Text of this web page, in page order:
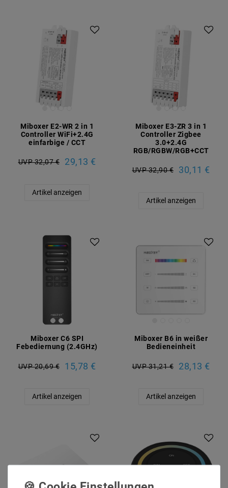
Miboxer E2-WR 2 in 1
Controller WiFi+2.4G
einfarbige / CCT
UVP 32,07 € 29,13 €
Artikel anzeigen
Miboxer E3-ZR 3 in 1
Controller Zigbee
3.0+2.4G
RGB/RGBW/RGB+CCT
UVP 32,90 € 30,11 €
Artikel anzeigen
Miboxer C6 SPI
Febediernung (2.4GHz)
UVP 20,69 € 15,78 €
Artikel anzeigen
Miboxer B6 in weißer
Bedieneinheit
UVP 31,21 € 28,13 €
Artikel anzeigen